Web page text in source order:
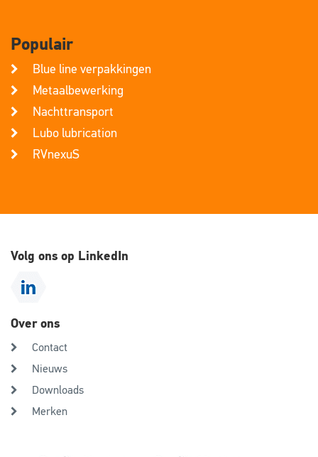
Populair
Blue line verpakkingen
Metaalbewerking
Nachttransport
Lubo lubrication
RVnexuS
Volg ons op LinkedIn
Over ons
Contact
Nieuws
Downloads
Merken